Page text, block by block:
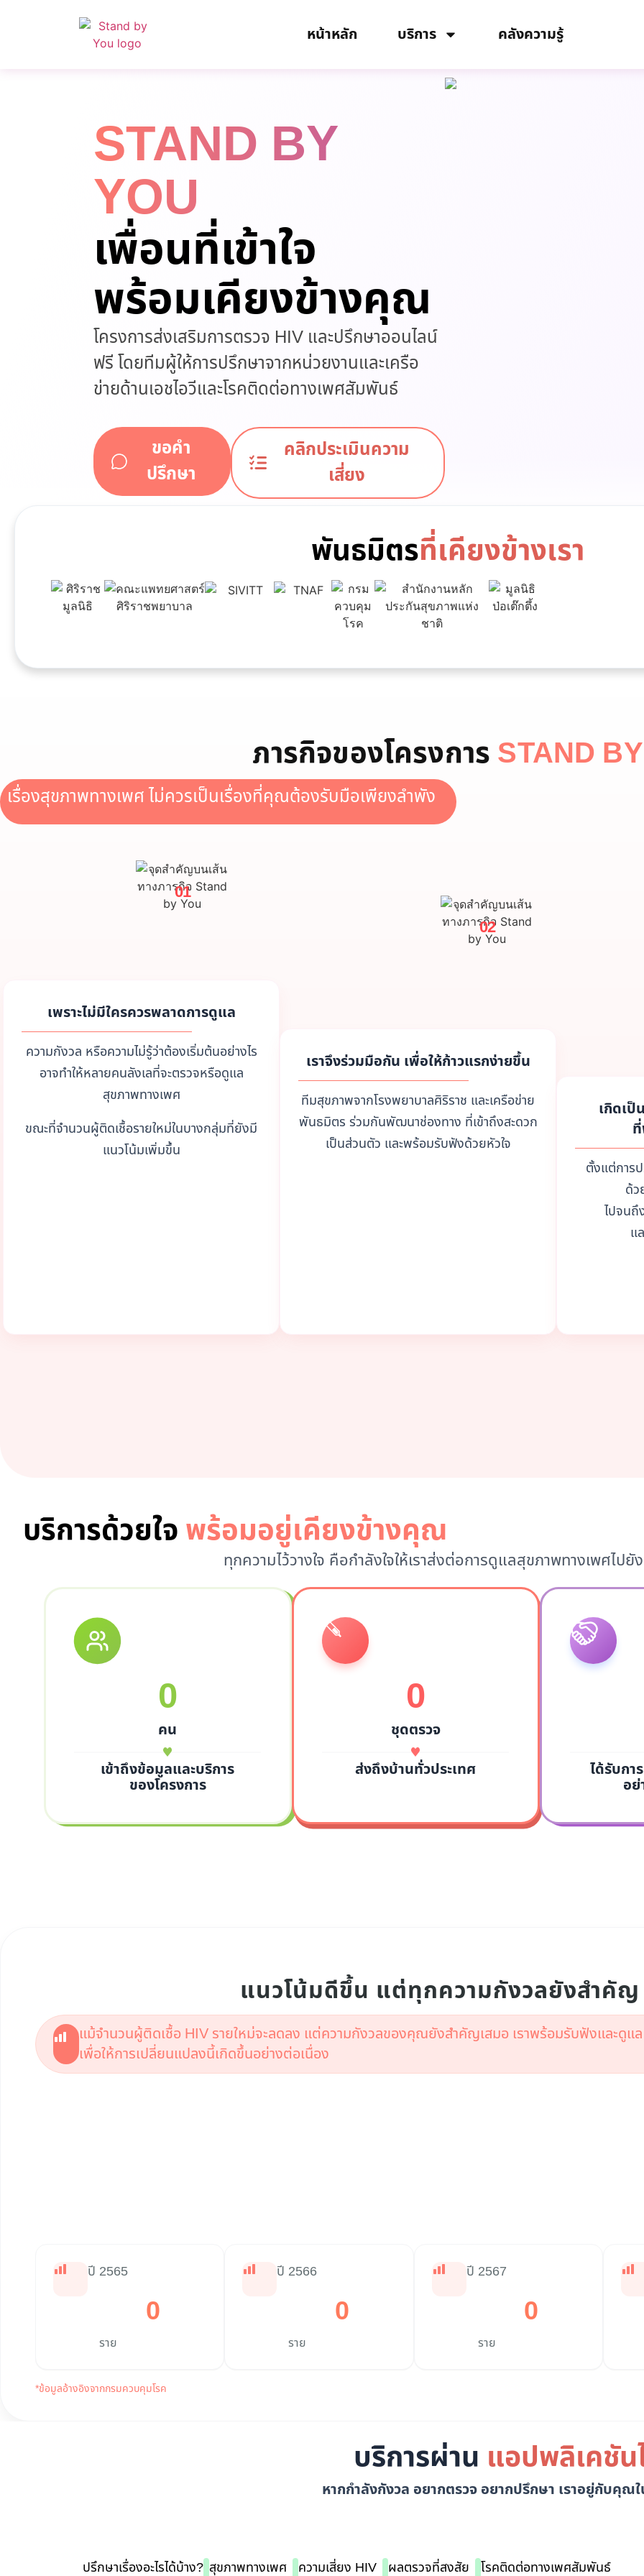
หน้าหลัก บริการ คลังความรู้
STAND BY
YOU
เพื่อนที่เข้าใจ
พร้อมเคียงข้างคุณ
โครงการส่งเสริมการตรวจ HIV และปรึกษาออนไลน์
ฟรี โดยทีมผู้ให้การปรึกษาจากหน่วยงานและเครือ
ข่ายด้านเอชไอวีและโรคติดต่อทางเพศสัมพันธ์
ขอคำ
ปรึกษา
คลิกประเมินความ
เสี่ยง
พันธมิตรที่เคียงข้างเรา
ภารกิจของโครงการ STAND
เรื่องสุขภาพทางเพศ ไม่ควรเป็นเรื่องที่คุณต้องรับมือเพียงลำพัง
01
02
เพราะไม่มีใครควรพลาดการดูแล
ความกังวล หรือความไม่รู้ว่าต้องเริ่มต้นอย่างไร
อาจทำให้หลายคนลังเลที่จะตรวจหรือดูแล
สุขภาพทางเพศ
ขณะที่จำนวนผู้ติดเชื้อรายใหม่ในบางกลุ่มที่ยังมี
แนวโน้มเพิ่มขึ้น
เราจึงร่วมมือกัน เพื่อให้ก้าวแรกง่ายขึ้น
ทีมสุขภาพจากโรงพยาบาลศิริราช และเครือข่าย
พันธมิตร ร่วมกันพัฒนาช่องทาง ที่เข้าถึงสะดวก
เป็นส่วนตัว และพร้อมรับฟังด้วยหัวใจ
เกิดเป็
ตั้งแต่การ
ด้ว
ไปจนถึ
แ
บริการด้วยใจ พร้อมอยู่เคียงข้างคุณ
ทุกความไว้วางใจ คือกำลังใจให้เราส่งต่อการดูแลสุขภาพทางเพศไป
0
คน
เข้าถึงข้อมูลและบริการ
ของโครงการ
0
ชุดตรวจ
ส่งถึงบ้านทั่วประเทศ
ได้รับกา
อย่
แนวโน้มดีขึ้น แต่ทุกความกังวลยังสำคัญ
แม้จำนวนผู้ติดเชื้อ HIV รายใหม่จะลดลง แต่ความกังวลของคุณยังสำคัญเสมอ เราพร้อมรับฟังและดูแล
เพื่อให้การเปลี่ยนแปลงนี้เกิดขึ้นอย่างต่อเนื่อง
ปี 2565
0
ราย
ปี 2566
0
ราย
ปี 2567
0
ราย
*ข้อมูลอ้างอิงจากกรมควบคุมโรค
บริการผ่าน แอปพลิเคชัน
หากกำลังกังวล อยากตรวจ อยากปรึกษา เราอยู่กับคุณ
ปรึกษาเรื่องอะไรได้บ้าง? สุขภาพทางเพศ ความเสี่ยง HIV ผลตรวจที่สงสัย โรคติดต่อทางเพศสัมพันธ์